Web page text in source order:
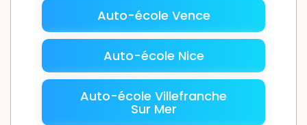
Auto-école Vence
Auto-école Nice
Auto-école Villefranche
Sur Mer